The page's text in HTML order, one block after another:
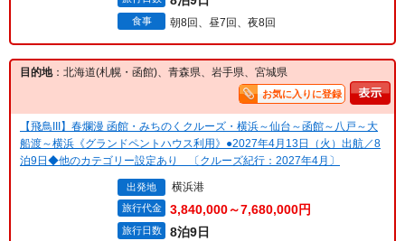
食事 朝8回、昼7回、夜8回
目的地：北海道(札幌・函館)、青森県、岩手県、宮城県
お気に入りに登録
【飛鳥III】春爛漫 函館・みちのくクルーズ・横浜～仙台～函館～八戸～大
船渡～横浜《グランドペントハウス利用》●2027年4月13日（火）出航／8
泊9日◆他のカテゴリー設定あり 〔クルーズ紀行：2027年4月〕
出発地 横浜港
旅行代金 3,840,000～7,680,000円
旅行日数 8泊9日